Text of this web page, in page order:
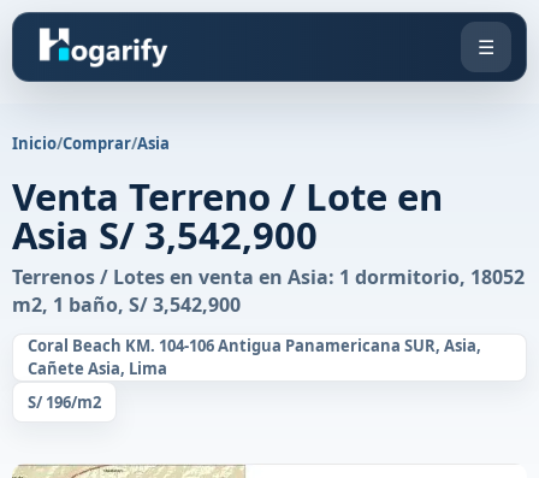
☰
Inicio/Comprar/Asia
Venta Terreno / Lote en
Asia S/ 3,542,900
Terrenos / Lotes en venta en Asia: 1 dormitorio, 18052
m2, 1 baño, S/ 3,542,900
Coral Beach KM. 104-106 Antigua Panamericana SUR, Asia,
Cañete Asia, Lima
S/ 196/m2